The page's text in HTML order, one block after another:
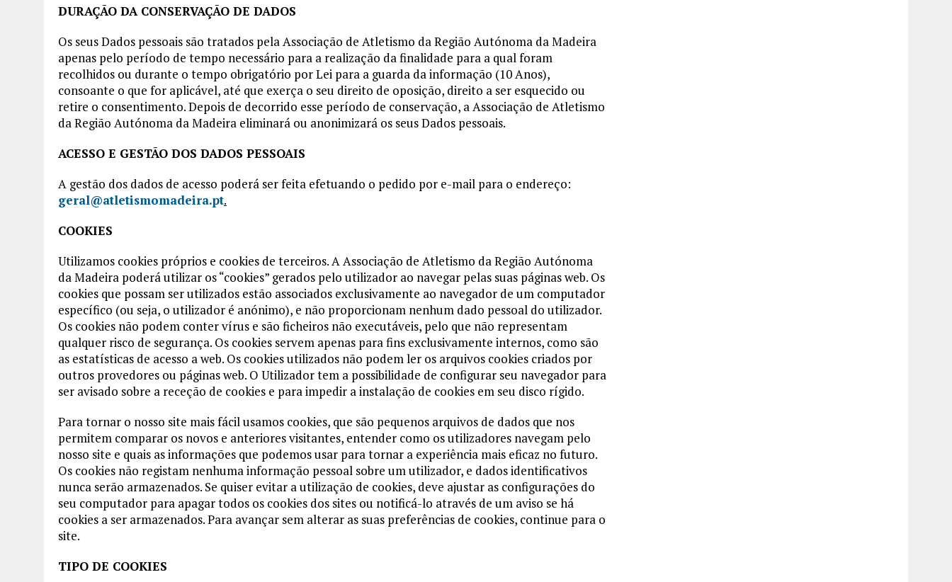
DURAÇÃO DA CONSERVAÇÃO DE DADOS
Os seus Dados pessoais são tratados pela Associação de Atletismo da Região Autónoma da Madeira
apenas pelo período de tempo necessário para a realização da finalidade para a qual foram
recolhidos ou durante o tempo obrigatório por Lei para a guarda da informação (10 Anos),
consoante o que for aplicável, até que exerça o seu direito de oposição, direito a ser esquecido ou
retire o consentimento. Depois de decorrido esse período de conservação, a Associação de Atletismo
da Região Autónoma da Madeira eliminará ou anonimizará os seus Dados pessoais.
ACESSO E GESTÃO DOS DADOS PESSOAIS
A gestão dos dados de acesso poderá ser feita efetuando o pedido por e-mail para o endereço:
geral@atletismomadeira.pt.
COOKIES
Utilizamos cookies próprios e cookies de terceiros. A Associação de Atletismo da Região Autónoma
da Madeira poderá utilizar os “cookies” gerados pelo utilizador ao navegar pelas suas páginas web. Os
cookies que possam ser utilizados estão associados exclusivamente ao navegador de um computador
específico (ou seja, o utilizador é anónimo), e não proporcionam nenhum dado pessoal do utilizador.
Os cookies não podem conter vírus e são ficheiros não executáveis, pelo que não representam
qualquer risco de segurança. Os cookies servem apenas para fins exclusivamente internos, como são
as estatísticas de acesso a web. Os cookies utilizados não podem ler os arquivos cookies criados por
outros provedores ou páginas web. O Utilizador tem a possibilidade de configurar seu navegador para
ser avisado sobre a receção de cookies e para impedir a instalação de cookies em seu disco rígido.
Para tornar o nosso site mais fácil usamos cookies, que são pequenos arquivos de dados que nos
permitem comparar os novos e anteriores visitantes, entender como os utilizadores navegam pelo
nosso site e quais as informações que podemos usar para tornar a experiência mais eficaz no futuro.
Os cookies não registam nenhuma informação pessoal sobre um utilizador, e dados identificativos
nunca serão armazenados. Se quiser evitar a utilização de cookies, deve ajustar as configurações do
seu computador para apagar todos os cookies dos sites ou notificá-lo através de um aviso se há
cookies a ser armazenados. Para avançar sem alterar as suas preferências de cookies, continue para o
site.
TIPO DE COOKIES